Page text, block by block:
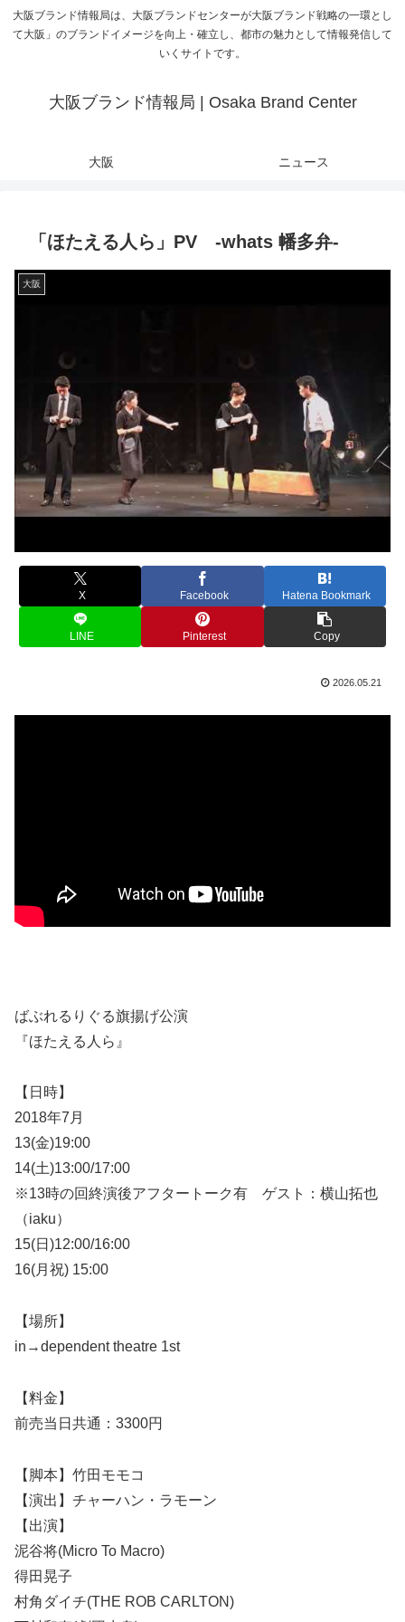
大阪ブランド情報局は、大阪ブランドセンターが大阪ブランド戦略の一環とし
て大阪」のブランドイメージを向上・確立し、都市の魅力として情報発信して
いくサイトです。
大阪ブランド情報局 | Osaka Brand Center
大阪 ニュース
「ほたえる人ら」PV -whats 幡多弁-
大阪
X Facebook Hatena Bookmark
LINE Pinterest Copy
2026.05.21
ばぶれるりぐる旗揚げ公演
『ほたえる人ら』
【日時】
2018年7月
13(金)19:00
14(土)13:00/17:00
※13時の回終演後アフタートーク有 ゲスト：横山拓也
（iaku）
15(日)12:00/16:00
16(月祝) 15:00
【場所】
in→dependent theatre 1st
【料金】
前売当日共通：3300円
【脚本】竹田モモコ
【演出】チャーハン・ラモーン
【出演】
泥谷将(Micro To Macro)
得田晃子
村角ダイチ(THE ROB CARLTON)